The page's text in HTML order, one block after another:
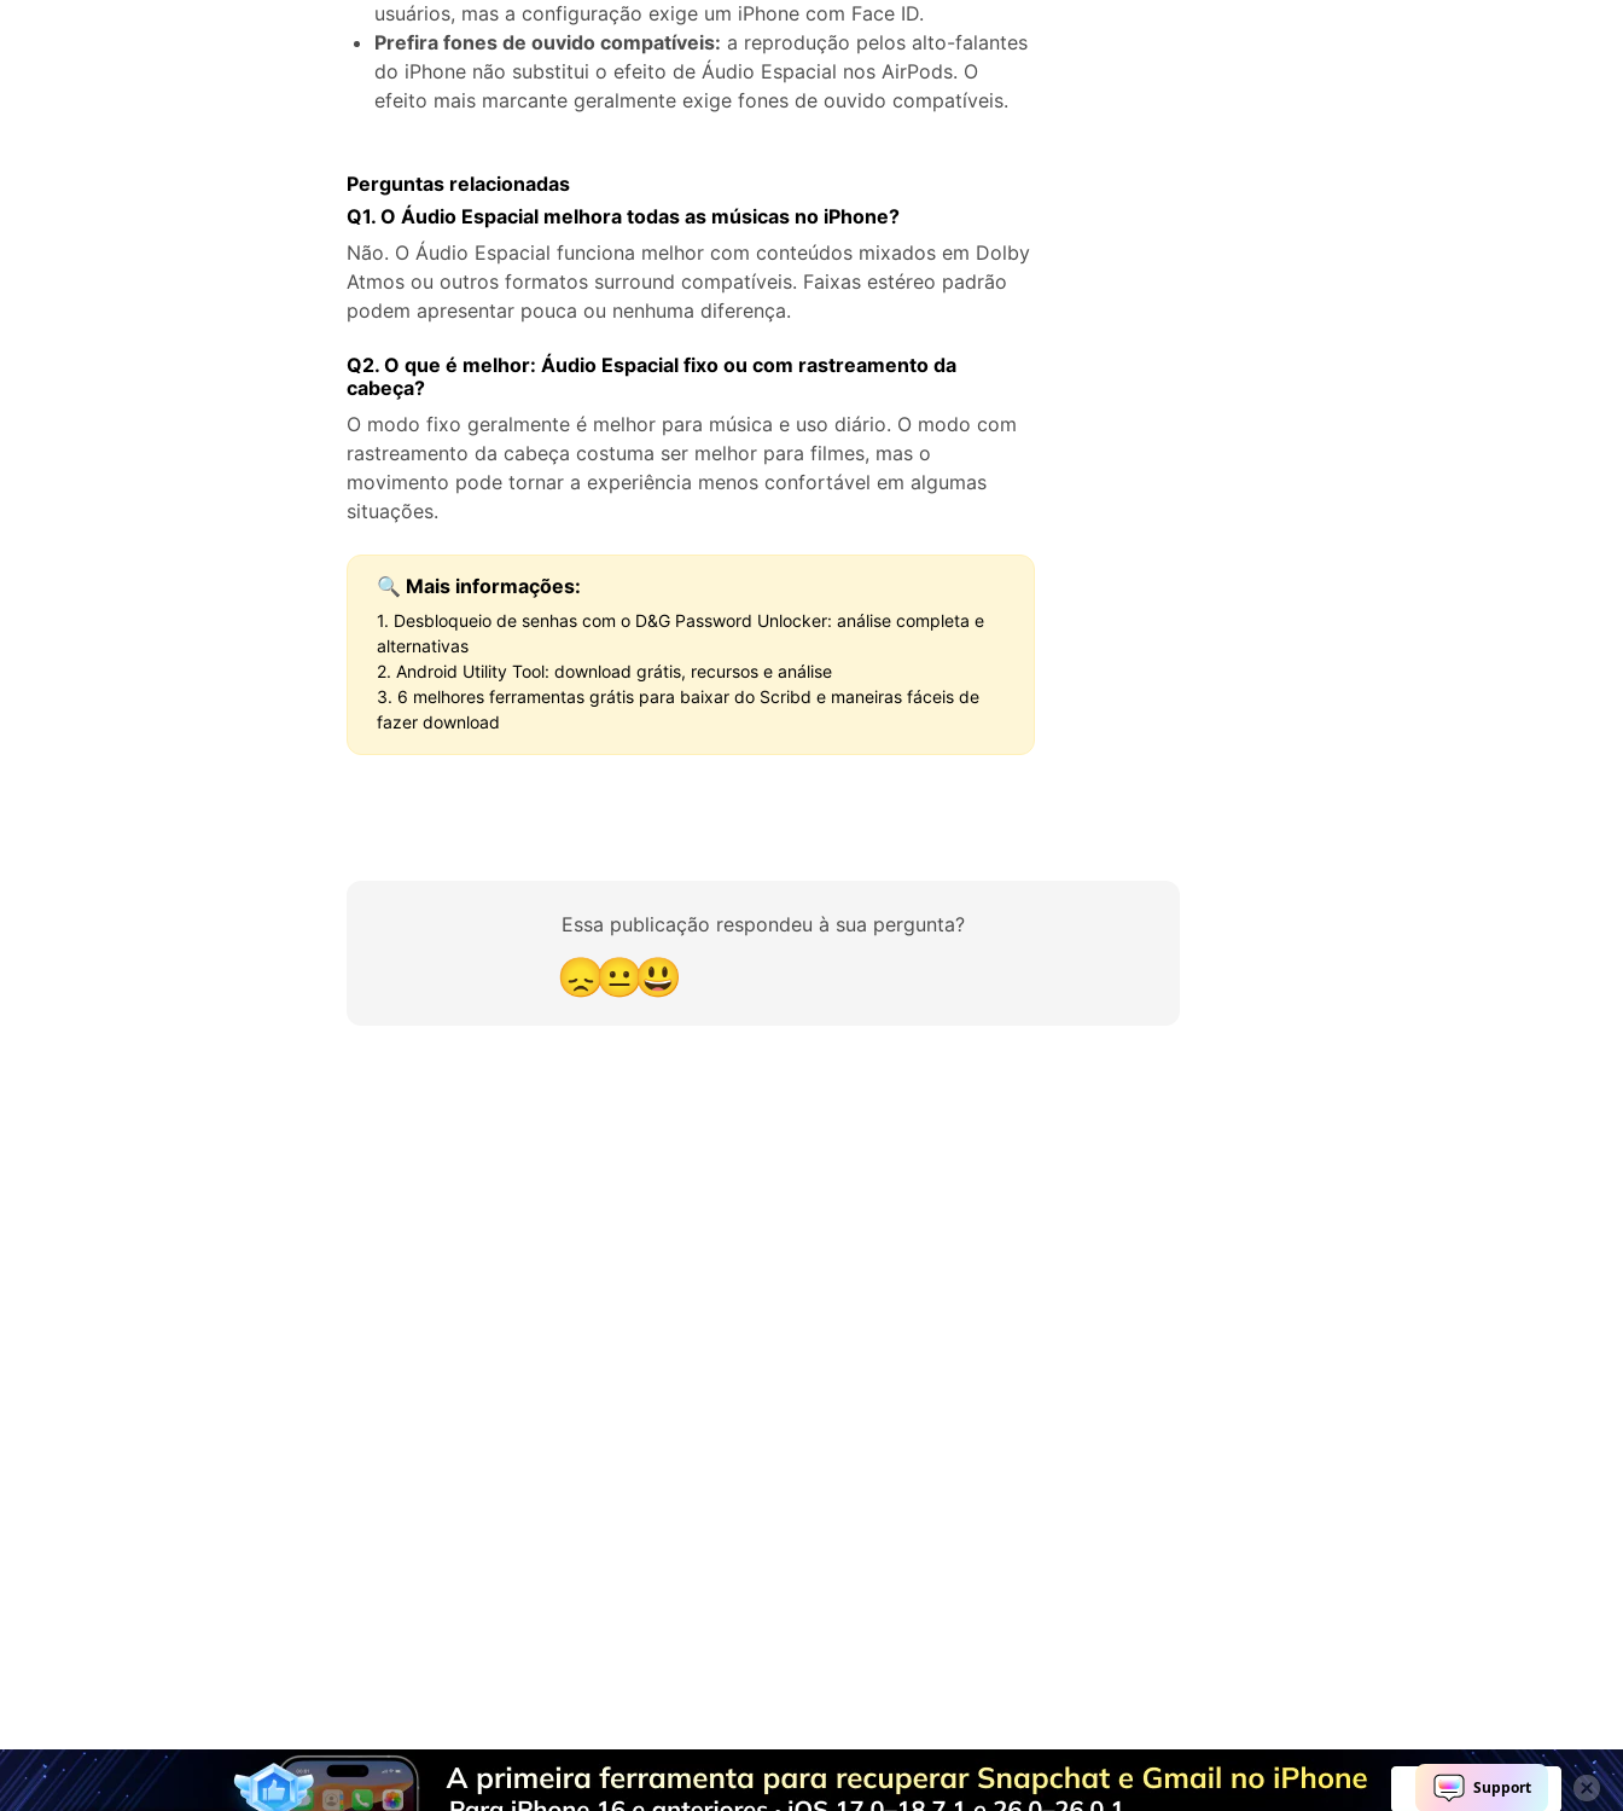
usuários, mas a configuração exige um iPhone com Face ID.
Prefira fones de ouvido compatíveis: a reprodução pelos alto-falantes
do iPhone não substitui o efeito de Áudio Espacial nos AirPods. O
efeito mais marcante geralmente exige fones de ouvido compatíveis.
Perguntas relacionadas
Q1. O Áudio Espacial melhora todas as músicas no iPhone?
Não. O Áudio Espacial funciona melhor com conteúdos mixados em Dolby
Atmos ou outros formatos surround compatíveis. Faixas estéreo padrão
podem apresentar pouca ou nenhuma diferença.
Q2. O que é melhor: Áudio Espacial fixo ou com rastreamento da
cabeça?
O modo fixo geralmente é melhor para música e uso diário. O modo com
rastreamento da cabeça costuma ser melhor para filmes, mas o
movimento pode tornar a experiência menos confortável em algumas
situações.
🔍 Mais informações:
1. Desbloqueio de senhas com o D&G Password Unlocker: análise completa e
alternativas
2. Android Utility Tool: download grátis, recursos e análise
3. 6 melhores ferramentas grátis para baixar do Scribd e maneiras fáceis de
fazer download
Essa publicação respondeu à sua pergunta?
😞😐😃
Solução Telefônica Tudo-em-Um
O Dr.Fone toma conta de todos os seus problemas de gerenciamento do telefone com uma solução completa.